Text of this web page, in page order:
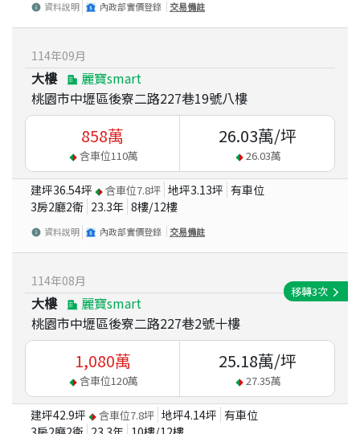
資料說明 內政部實價登錄 交易備註
114年09月
大樓
麗寶smart
桃園市中壢區後寮二路227巷19號八樓
858萬
含車位110萬
26.03萬/坪
26.03萬
建坪36.54坪 含車位7.8坪 地坪3.13坪 有車位
3房2廳2衛 23.3年 8樓/12樓
資料說明 內政部實價登錄 交易備註
114年08月
大樓
麗寶smart
桃園市中壢區後寮二路227巷2號十樓
移轉3次
1,080萬
含車位120萬
25.18萬/坪
27.35萬
建坪42.9坪 含車位7.8坪 地坪4.14坪 有車位